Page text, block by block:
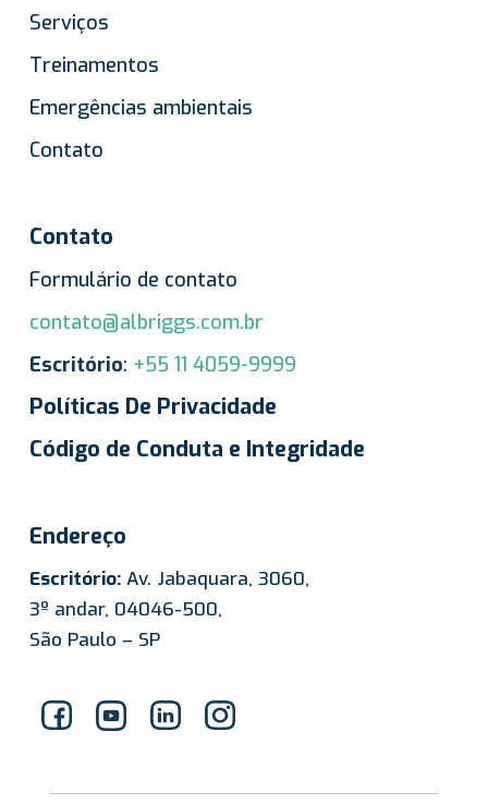
Serviços
Treinamentos
Emergências ambientais
Contato
Contato
Formulário de contato
contato@albriggs.com.br
Escritório: +55 11 4059-9999
Políticas De Privacidade
Código de Conduta e Integridade
Endereço
Escritório:Av. Jabaquara, 3060,
3º andar, 04046-500,
São Paulo – SP